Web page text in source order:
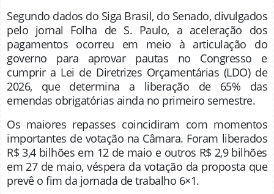
Segundo dados do Siga Brasil, do Senado, divulgados
pelo jornal Folha de S. Paulo, a aceleração dos
pagamentos ocorreu em meio à articulação do
governo para aprovar pautas no Congresso e
cumprir a Lei de Diretrizes Orçamentárias (LDO) de
2026, que determina a liberação de 65% das
emendas obrigatórias ainda no primeiro semestre.
Os maiores repasses coincidiram com momentos
importantes de votação na Câmara. Foram liberados
R$ 3,4 bilhões em 12 de maio e outros R$ 2,9 bilhões
em 27 de maio, véspera da votação da proposta que
prevê o fim da jornada de trabalho 6×1.